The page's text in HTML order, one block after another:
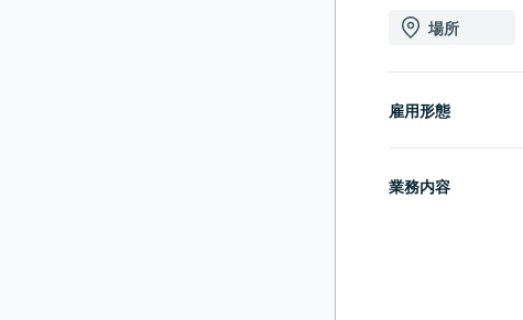
場所
雇用形態
業務内容